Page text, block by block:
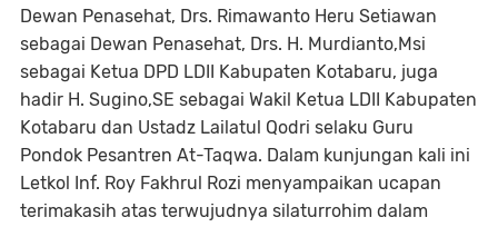
Dewan Penasehat, Drs. Rimawanto Heru Setiawan
sebagai Dewan Penasehat, Drs. H. Murdianto,Msi
sebagai Ketua DPD LDII Kabupaten Kotabaru, juga
hadir H. Sugino,SE sebagai Wakil Ketua LDII Kabupaten
Kotabaru dan Ustadz Lailatul Qodri selaku Guru
Pondok Pesantren At-Taqwa. Dalam kunjungan kali ini
Letkol Inf. Roy Fakhrul Rozi menyampaikan ucapan
terimakasih atas terwujudnya silaturrohim dalam